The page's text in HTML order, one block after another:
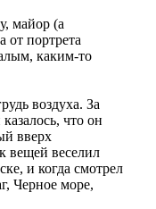
майор (а
от портрета
каким-то
воздуха. За
что он
вверх
вещей веселил
и когда смотрел
Черное море,